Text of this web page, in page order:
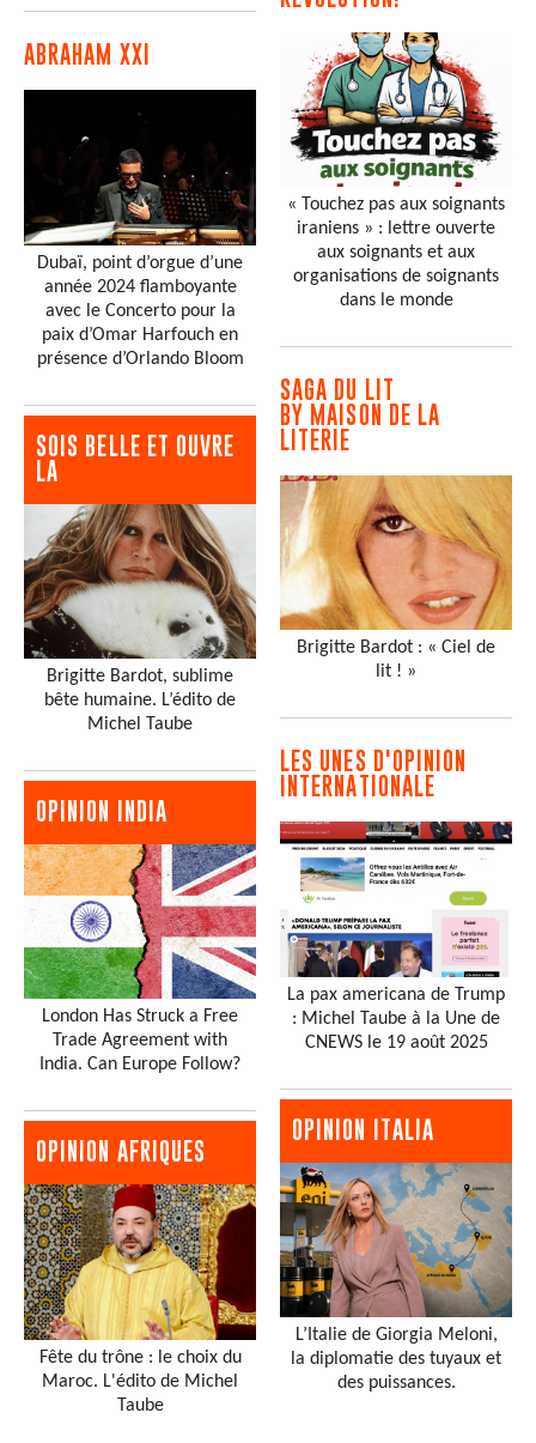
ABRAHAM XXI
Dubaï, point d’orgue d’une
année 2024 flamboyante
avec le Concerto pour la
paix d’Omar Harfouch en
présence d’Orlando Bloom
SOIS BELLE ET OUVRE
LA
Brigitte Bardot, sublime
bête humaine. L’édito de
Michel Taube
OPINION INDIA
London Has Struck a Free
Trade Agreement with
India. Can Europe Follow?
OPINION AFRIQUES
Fête du trône : le choix du
Maroc. L'édito de Michel
Taube
« Touchez pas aux soignants
iraniens » : lettre ouverte
aux soignants et aux
organisations de soignants
dans le monde
SAGA DU LIT
BY MAISON DE LA
LITERIE
Brigitte Bardot : « Ciel de
lit ! »
LES UNES D'OPINION
INTERNATIONALE
La pax americana de Trump
: Michel Taube à la Une de
CNEWS le 19 août 2025
OPINION ITALIA
L’Italie de Giorgia Meloni,
la diplomatie des tuyaux et
des puissances.